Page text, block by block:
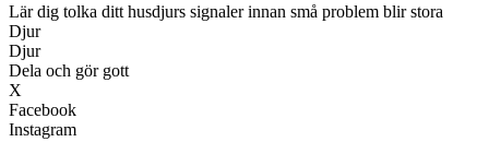
Lär dig tolka ditt husdjurs signaler innan små problem blir stora
Djur
Djur
Dela och gör gott
X
Facebook
Instagram